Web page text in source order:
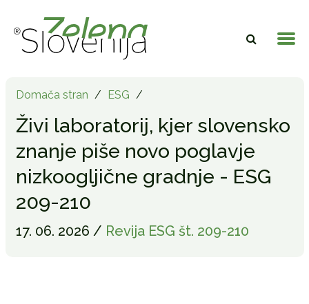
Domača stran / ESG /
Živi laboratorij, kjer slovensko
znanje piše novo poglavje
nizkoogljične gradnje - ESG
209-210
17. 06. 2026 / Revija ESG št. 209-210